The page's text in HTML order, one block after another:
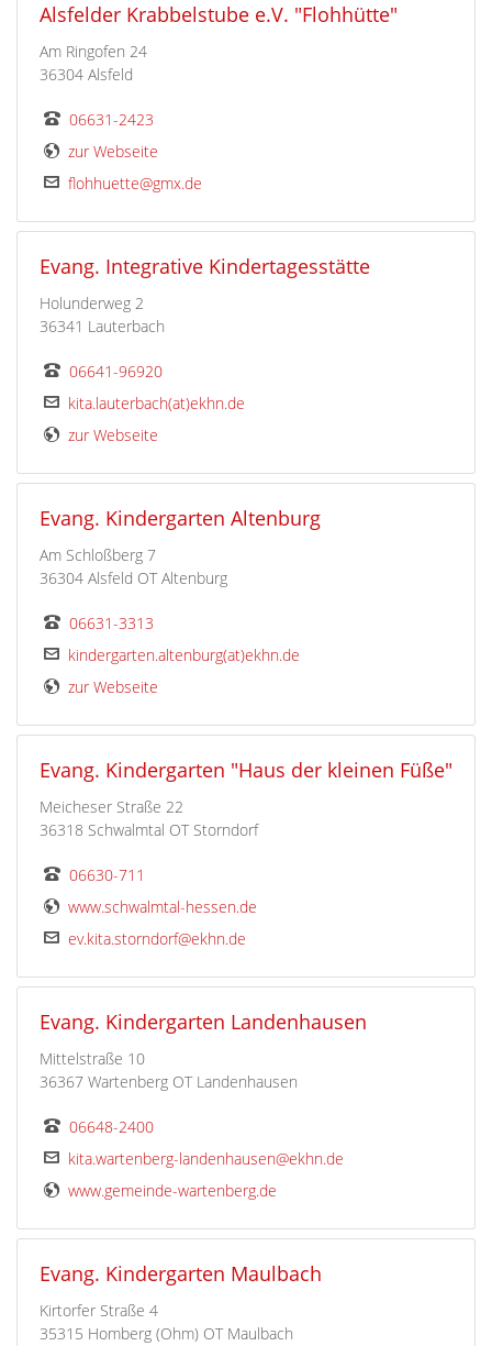
Alsfelder Krabbelstube e.V. "Flohhütte"
Am Ringofen 24
36304 Alsfeld
06631-2423
zur Webseite
flohhuette@gmx.de
Evang. Integrative Kindertagesstätte
Holunderweg 2
36341 Lauterbach
06641-96920
kita.lauterbach(at)ekhn.de
zur Webseite
Evang. Kindergarten Altenburg
Am Schloßberg 7
36304 Alsfeld OT Altenburg
06631-3313
kindergarten.altenburg(at)ekhn.de
zur Webseite
Evang. Kindergarten "Haus der kleinen Füße"
Meicheser Straße 22
36318 Schwalmtal OT Storndorf
06630-711
www.schwalmtal-hessen.de
ev.kita.storndorf@ekhn.de
Evang. Kindergarten Landenhausen
Mittelstraße 10
36367 Wartenberg OT Landenhausen
06648-2400
kita.wartenberg-landenhausen@ekhn.de
www.gemeinde-wartenberg.de
Evang. Kindergarten Maulbach
Kirtorfer Straße 4
35315 Homberg (Ohm) OT Maulbach